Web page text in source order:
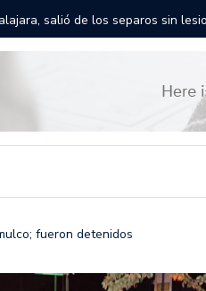
de Guadalajara: aparta la fecha
fueron detenidos